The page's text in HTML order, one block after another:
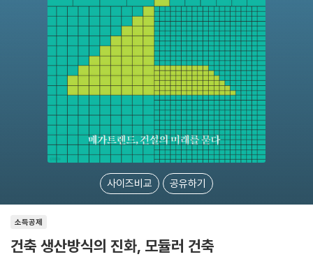
사이즈비교 공유하기
소득공제
건축 생산방식의 진화, 모듈러 건축